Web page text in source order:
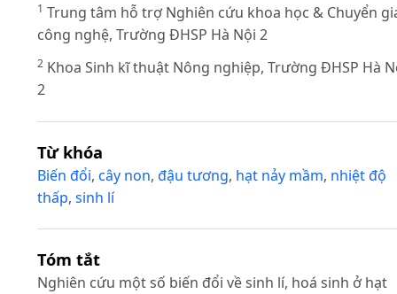
1 Trung tâm hỗ trợ Nghiên cứu khoa học & Chuyển
công nghệ, Trường ĐHSP Hà Nội 2
2 Khoa Sinh kĩ thuật Nông nghiệp, Trường ĐHSP Hà
2
Từ khóa
Biến đổi, cây non, đậu tương, hạt nảy mầm, nhiệt độ
thấp, sinh lí
Tóm tắt
Nghiên cứu một số biến đổi về sinh lí, hoá sinh ở hạt